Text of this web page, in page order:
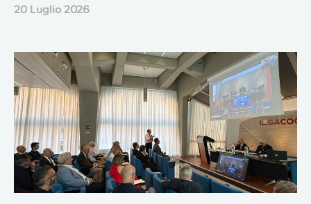
20 Luglio 2026